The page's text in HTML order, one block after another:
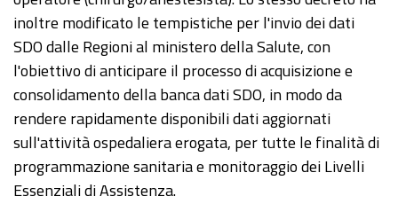
inoltre modificato le tempistiche per l'invio dei dati
SDO dalle Regioni al ministero della Salute, con
l'obiettivo di anticipare il processo di acquisizione e
consolidamento della banca dati SDO, in modo da
rendere rapidamente disponibili dati aggiornati
sull'attività ospedaliera erogata, per tutte le finalità di
programmazione sanitaria e monitoraggio dei Livelli
Essenziali di Assistenza.